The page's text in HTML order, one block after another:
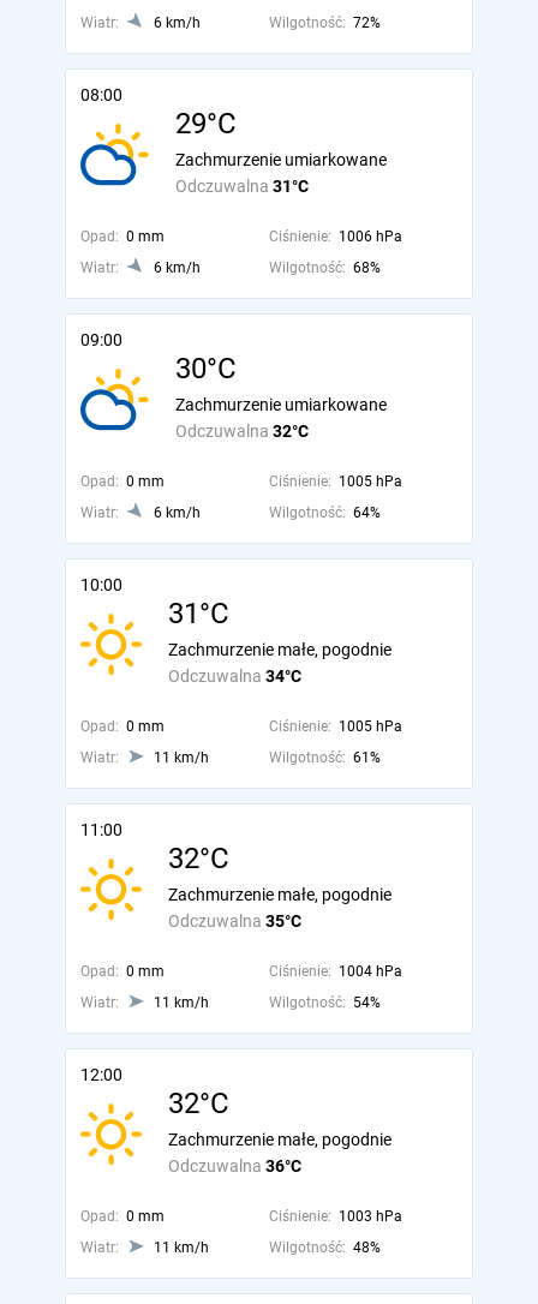
Wiatr: 6 km/h Wilgotność: 72%
08:00
29°C
Odczuwalna 31°C
Zachmurzenie umiarkowane
Opad: 0 mm Ciśnienie: 1006 hPa
Wiatr:
6 km/h Wilgotność: 68%
09:00
30°C
Odczuwalna 32°C
Zachmurzenie umiarkowane
Opad: 0 mm Ciśnienie: 1005 hPa
Wiatr:
6 km/h Wilgotność: 64%
10:00
31°C
Odczuwalna 34°C
Zachmurzenie małe, pogodnie
Opad: 0 mm Ciśnienie: 1005 hPa
Wiatr:
11 km/h Wilgotność: 61%
11:00
32°C
Odczuwalna 35°C
Zachmurzenie małe, pogodnie
Opad: 0 mm Ciśnienie: 1004 hPa
Wiatr:
11 km/h Wilgotność: 54%
12:00
32°C
Odczuwalna 36°C
Zachmurzenie małe, pogodnie
Opad: 0 mm Ciśnienie: 1003 hPa
Wiatr:
11 km/h Wilgotność: 48%